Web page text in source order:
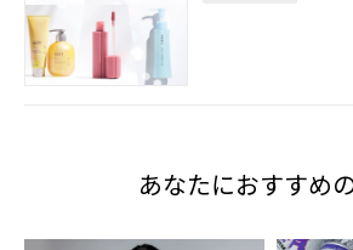
あなたにおすすめ